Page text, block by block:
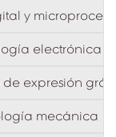
y
electrónica
expresión
mecánica